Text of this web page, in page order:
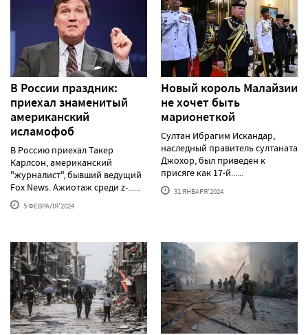
В России праздник:
приехал знаменитый
американский
исламофоб
В Россию приехал Такер
Карлсон, американский
"журналист", бывший ведущий
Fox News. Ажиотаж среди z-......
5 ФЕВРАЛЯ'2024
Новый король Малайзии
не хочет быть
марионеткой
Султан Ибрагим Искандар,
наследный правитель султаната
Джохор, был приведен к
присяге как 17-й......
31 ЯНВАРЯ'2024